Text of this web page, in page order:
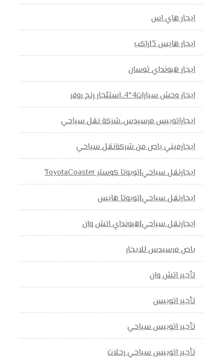
ايجار هاي اس
ايجار هايس 13راكب
ايجار هيونداي توسان
ايجار وحش سيارات4*4..استئجار رنج روفر
ايجاراتوبيس مرسيدس..شركة نقل سياحي
ايجارميني باص من شركةنقل سياحي
ايجارنقل سياحي|تويوتا كوستر ToyotaCoaster
ايجارنقل سياحي|تويوتا هايس
ايجارنقل سياحي|هيونداي اتش وان
باص مرسيدس للايجار
تأجير اتش وان
تأجير اتوبيس
تأجير اتوبيس سياحي
تأجير اتوبيس سياحي رحلات